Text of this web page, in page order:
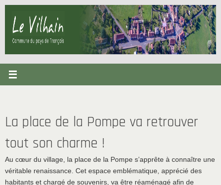
Passer
contenu
La place de la Pompe va retrouver
tout son charme !
Au cœur du village, la place de la Pompe s’apprête à connaître une
véritable renaissance. Cet espace emblématique, apprécié des
habitants et chargé de souvenirs, va être réaménagé afin de